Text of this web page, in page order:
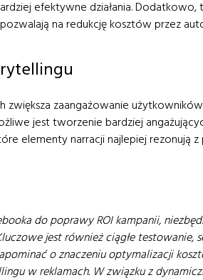
efektywne działania. Dodatkowo,
na redukcję kosztów przez
zaangażowanie
jest tworzenie bardziej
elementy narracji najlepiej rezonują
do poprawy ROI kampanii,
jest również ciągłe testowanie,
o znaczeniu optymalizacji
w reklamach. W związku z